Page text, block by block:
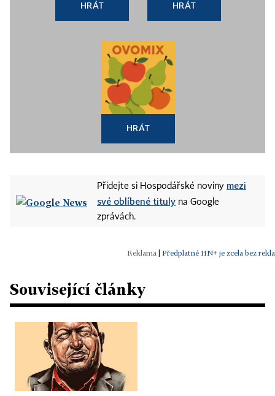
HRÁT HRÁT
HRÁT
Přidejte si Hospodářské noviny mezi
své oblíbené tituly na Google
zprávách.
Předplatné HN+ je zcela bez
Související články